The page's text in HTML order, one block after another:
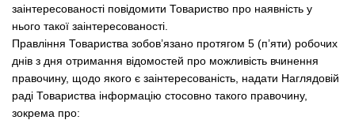
заінтересованості повідомити Товариство про наявність у
нього такої заінтересованості.
Правління Товариства зобов’язано протягом 5 (п’яти) робочих
днів з дня отримання відомостей про можливість вчинення
правочину, щодо якого є заінтересованість, надати Наглядовій
раді Товариства інформацію стосовно такого правочину,
зокрема про: